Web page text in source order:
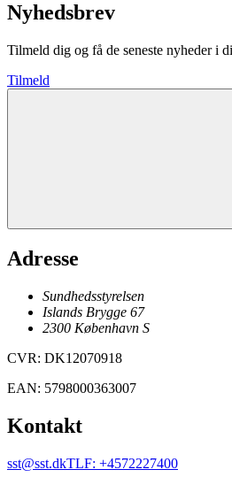
Nyhedsbrev
Tilmeld dig og få de seneste nyheder i
Tilmeld
Adresse
Sundhedsstyrelsen
Islands Brygge 67
2300 København S
CVR: DK12070918
EAN: 5798000363007
Kontakt
sst@sst.dkTLF: +4572227400